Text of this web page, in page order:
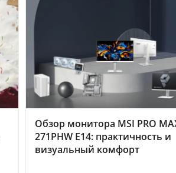
Обзор монитора MSI PRO
271PHW E14: практичность и
визуальный комфорт